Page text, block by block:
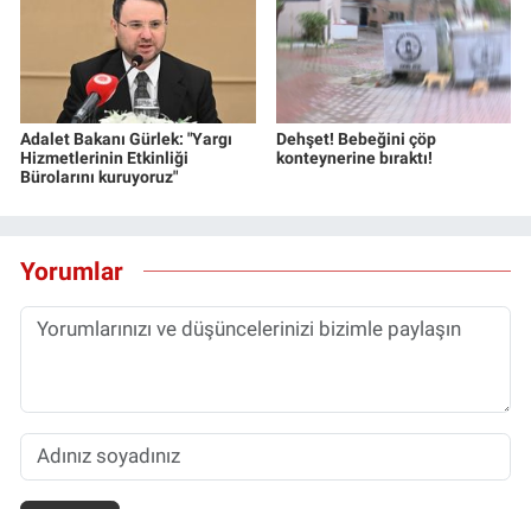
Adalet Bakanı Gürlek: "Yargı
Hizmetlerinin Etkinliği
Bürolarını kuruyoruz"
Dehşet! Bebeğini çöp
konteynerine bıraktı!
Yorumlar